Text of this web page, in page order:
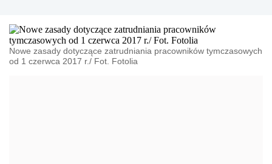
Nowe zasady dotyczące zatrudniania pracowników tymczasowych
od 1 czerwca 2017 r./ Fot. Fotolia